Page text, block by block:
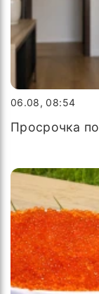
06.08, 08:54
Просрочка